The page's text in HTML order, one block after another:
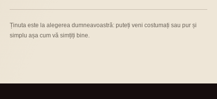
Ținuta este la alegerea dumneavoastră: puteți veni costumați sau pur și
simplu așa cum vă simțiți bine.